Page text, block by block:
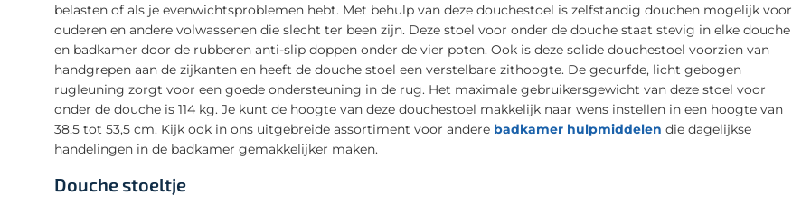
belasten of als je evenwichtsproblemen hebt. Met behulp van deze douchestoel is zelfstandig douchen mogelijk voor
ouderen en andere volwassenen die slecht ter been zijn. Deze stoel voor onder de douche staat stevig in elke douche
en badkamer door de rubberen anti-slip doppen onder de vier poten. Ook is deze solide douchestoel voorzien van
handgrepen aan de zijkanten en heeft de douche stoel een verstelbare zithoogte. De gecurfde, licht gebogen
rugleuning zorgt voor een goede ondersteuning in de rug. Het maximale gebruikersgewicht van deze stoel voor
onder de douche is 114 kg. Je kunt de hoogte van deze douchestoel makkelijk naar wens instellen in een hoogte van
38,5 tot 53,5 cm. Kijk ook in ons uitgebreide assortiment voor andere badkamer hulpmiddelen die dagelijkse
handelingen in de badkamer gemakkelijker maken.
Douche stoeltje